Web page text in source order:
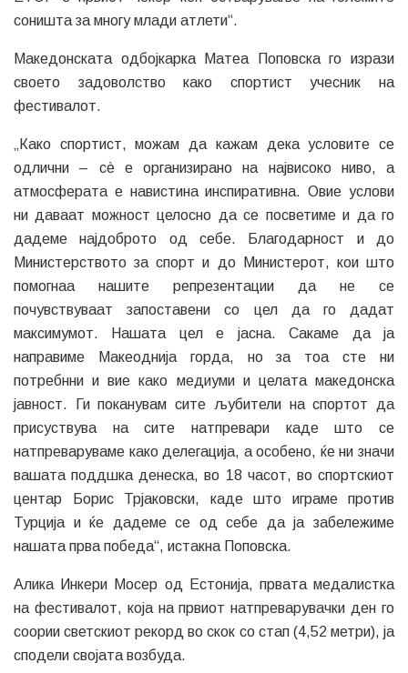
Министерството за спорт и до Министерот, кои што
помогнаа нашите репрезентации да не се
почувствуваат запоставени со цел да го дадат
максимумот. Нашата цел е јасна. Сакаме да ја
направиме Макеоднија горда, но за тоа сте ни
јавност. Ги поканувам сите љубители на спортот да
присуствува на сите натпревари каде што се
натпреваруваме како делегација, а особено, ќе ни значи
вашата поддшка денеска, во 18 часот, во спортскиот
центар Борис Трјаковски, каде што играме против
Турција и ќе дадеме се од себе да ја забележиме
нашата прва победа“, истакна Поповска.
Алика Инкери Мосер од Естонија, првата медалистка
на фестивалот, која на првиот натпреварувачки ден го
соории светскиот рекорд во скок со стап (4,52 метри), ја
сподели својата возбуда.
„Голема чест и задоволство ми е што токму овде, на
ЕМОФ Скопје 2025, го постигнав мојот најголем успех
досега и поставив нов светски рекорд во мојата
дисциплина. Овој фестивал ќе ми остане во сеќавање
засекогаш – не само поради медалот, туку и поради
прекрасната атмосфера и позитивната енергија.“